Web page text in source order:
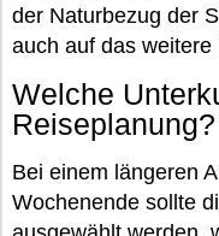
der Naturbezug der
auch auf das weitere
Welche
Reiseplanung?
Bei einem längeren
Wochenende sollte